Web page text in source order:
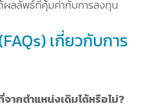
ผลลัพธ์ที่คุ้มค่ากับการลงทุน
เกี่ยวกับการ
ากตำแหน่งเดิมได้หรือไม่?